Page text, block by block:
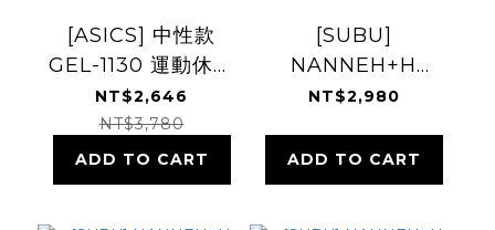
[ASICS] 中性款
GEL-1130 運動休閒
鞋 Black/Pure
Silver 1203A997-
001
NT$2,646
NT$3,780
ADD TO CART
[SUBU]
NANNEH+H
Coyote 保暖拖鞋
NT$2,980
ADD TO CART